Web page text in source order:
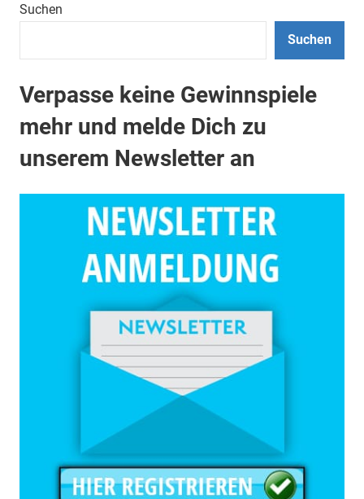
Suchen
Suchen
Verpasse keine Gewinnspiele
mehr und melde Dich zu
unserem Newsletter an